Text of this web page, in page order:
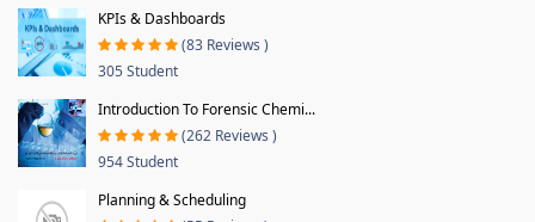
KPIs & Dashboards
(83 Reviews )
305 Student
Introduction To Forensic Chemi...
(262 Reviews )
954 Student
Planning & Scheduling